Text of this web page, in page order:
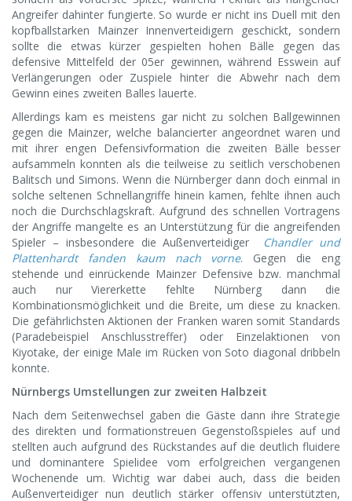
Angreifer dahinter fungierte. So wurde er nicht ins Duell mit den
kopfballstarken Mainzer Innenverteidigern geschickt, sondern
sollte die etwas kürzer gespielten hohen Bälle gegen das
defensive Mittelfeld der 05er gewinnen, während Esswein auf
Verlängerungen oder Zuspiele hinter die Abwehr nach dem
Gewinn eines zweiten Balles lauerte.
Allerdings kam es meistens gar nicht zu solchen Ballgewinnen
gegen die Mainzer, welche balancierter angeordnet waren und
mit ihrer engen Defensivformation die zweiten Bälle besser
aufsammeln konnten als die teilweise zu seitlich verschobenen
Balitsch und Simons. Wenn die Nürnberger dann doch einmal in
solche seltenen Schnellangriffe hinein kamen, fehlte ihnen auch
noch die Durchschlagskraft. Aufgrund des schnellen Vortragens
der Angriffe mangelte es an Unterstützung für die angreifenden
Spieler – insbesondere die Außenverteidiger Chandler und
Plattenhardt fanden kaum nach vorne. Gegen die eng
stehende und einrückende Mainzer Defensive bzw. manchmal
auch nur Viererkette fehlte Nürnberg dann die
Kombinationsmöglichkeit und die Breite, um diese zu knacken.
Die gefährlichsten Aktionen der Franken waren somit Standards
(Paradebeispiel Anschlusstreffer) oder Einzelaktionen von
Kiyotake, der einige Male im Rücken von Soto diagonal dribbeln
konnte.
Nürnbergs Umstellungen zur zweiten Halbzeit
Nach dem Seitenwechsel gaben die Gäste dann ihre Strategie
des direkten und formationstreuen Gegenstoßspieles auf und
stellten auch aufgrund des Rückstandes auf die deutlich fluidere
und dominantere Spielidee vom erfolgreichen vergangenen
Wochenende um. Wichtig war dabei auch, dass die beiden
Außenverteidiger nun deutlich stärker offensiv unterstützten,